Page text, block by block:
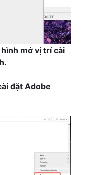
mở vị trí cài
đặt Adobe